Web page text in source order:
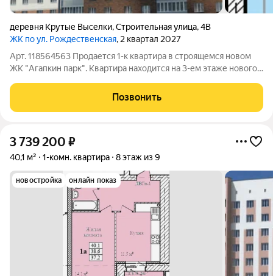
деревня Крутые Выселки,Строительная улица,4В
ЖК по ул. Рождественская, 2 квартал 2027
Арт. 118564563 Продается 1-к квартира в строящемся новом
ЖК "Агапкин парк". Квартира находится на 3-ем этаже нового
ИНДИВИДУАЛЬНОЕ ОТОПЛЕНИЕ! Общая площадь квартиры
38,6 м2, жилая площадь 37,2 м2.
Позвонить
3 739 200 ₽
40,1 м² 1-комн. квартира 8 этаж из 9
новостройка онлайн показ